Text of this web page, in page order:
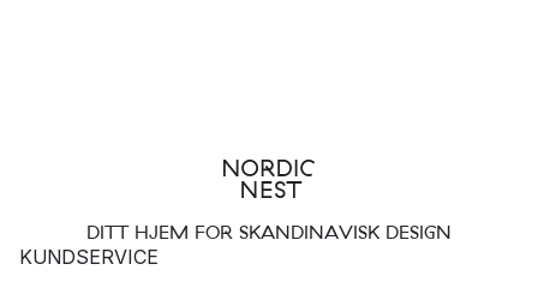
DITT HJEM FOR SKANDINAVISK DESIGN
KUNDSERVICE